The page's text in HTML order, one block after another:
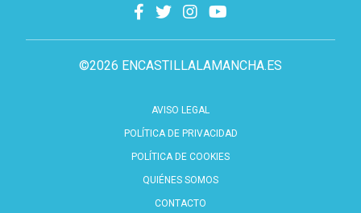
©2026 ENCASTILLALAMANCHA.ES
AVISO LEGAL
POLÍTICA DE PRIVACIDAD
POLÍTICA DE COOKIES
QUIÉNES SOMOS
CONTACTO